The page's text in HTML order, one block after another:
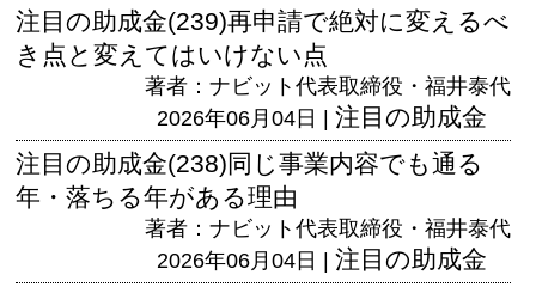
注目の助成金(239)再申請で絶対に変えるべ
き点と変えてはいけない点
著者：ナビット代表取締役・福井泰代
2026年06月04日 | 注目の助成金
注目の助成金(238)同じ事業内容でも通る
年・落ちる年がある理由
著者：ナビット代表取締役・福井泰代
2026年06月04日 | 注目の助成金